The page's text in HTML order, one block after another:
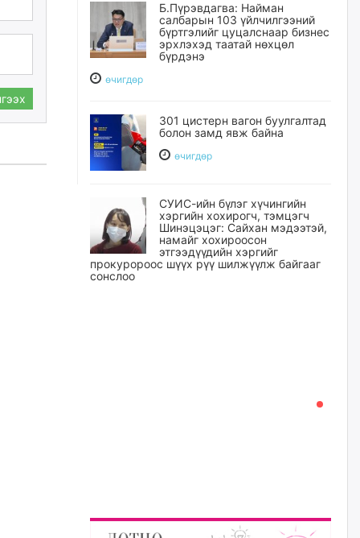
Б.Пүрэвдагва: Найман
салбарын 103 үйлчилгээний
бүртгэлийг цуцалснаар бизнес
эрхлэхэд таатай нөхцөл
бүрдэнэ
өчигдѳр
301 цистерн вагон буулгалтад
болон замд явж байна
өчигдѳр
СУИС-ийн бүлэг хүчингийн
хэргийн хохирогч, тэмцэгч
Шинэцэцэг: Сайхан мэдээтэй,
намайг хохироосон
этгээдүүдийн хэргийг
прокуророос шүүх рүү шилжүүлж байгааг
сонслоо